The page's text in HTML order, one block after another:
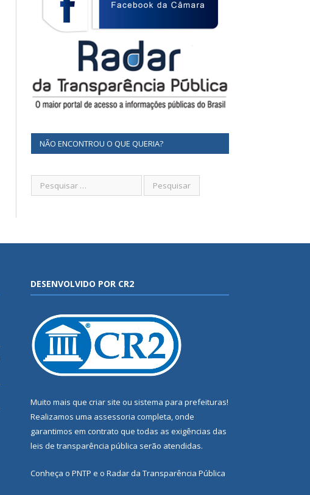
NÃO ENCONTROU O QUE QUERIA?
DESENVOLVIDO POR CR2
Muito mais que criar site ou sistema para prefeituras!
Realizamos uma assessoria completa, onde
garantimos em contrato que todas as exigências das
leis de transparência pública serão atendidas.
Conheça o PNTP e o Radar da Transparência Pública